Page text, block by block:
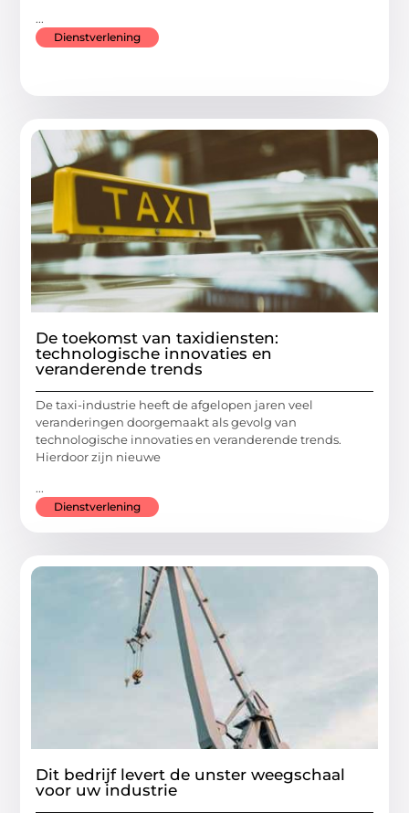
...
Dienstverlening
De toekomst van taxidiensten:
technologische innovaties en
veranderende trends
De taxi-industrie heeft de afgelopen jaren veel
veranderingen doorgemaakt als gevolg van
technologische innovaties en veranderende trends.
Hierdoor zijn nieuwe
...
Dienstverlening
Dit bedrijf levert de unster weegschaal
voor uw industrie